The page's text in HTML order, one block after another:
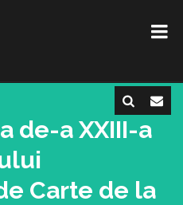
de-a XXIII-a
Carte de la